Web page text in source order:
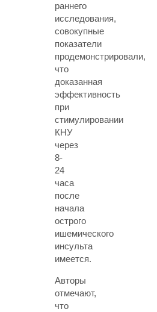
раннего
исследования,
совокупные
показатели
продемонстрировали,
что
доказанная
эффективность
при
стимулировании
КНУ
через
8-
24
часа
после
начала
острого
ишемического
инсульта
имеется.
Авторы
отмечают,
что